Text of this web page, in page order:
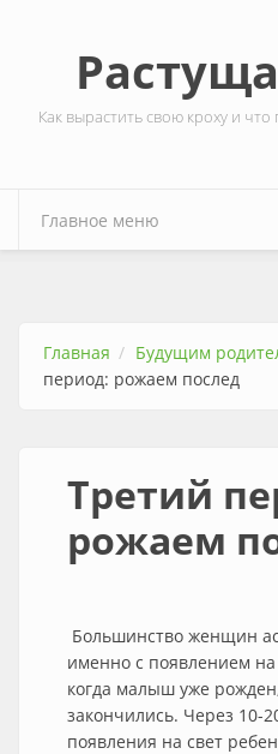
Как вырастить свою кроху и
Главная Будущим
период: рожаем послед
Третий
рожаем
Большинство женщин
именно с появлением на
когда малыш уже
закончились. Через 10-
появления на свет